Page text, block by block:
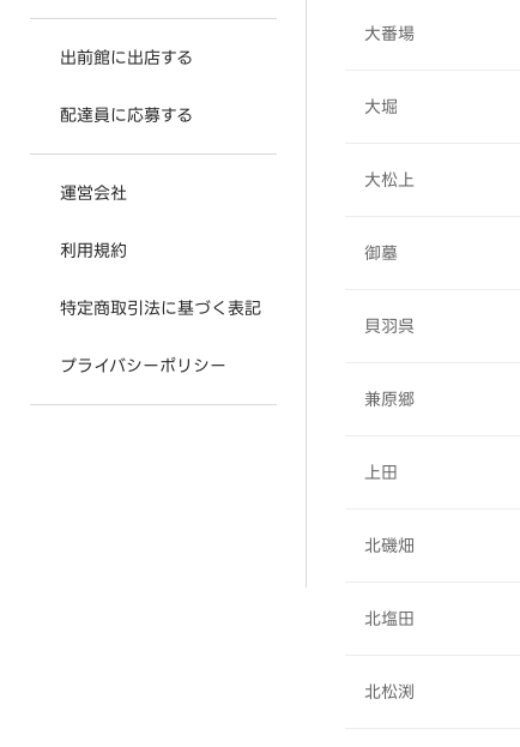
出前館に出店する
配達員に応募する
運営会社
利用規約
特定商取引法に基づく表記
プライバシーポリシー
大番場
大堀
大松上
御墓
貝羽呉
兼原郷
上田
北磯畑
北塩田
北松渕